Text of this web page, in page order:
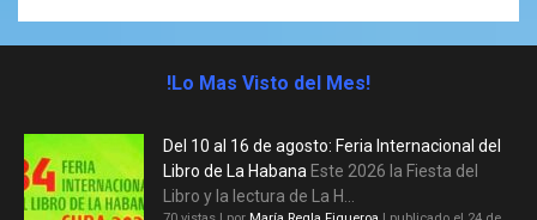
!Lo Mas Visto del Mes!
Del 10 al 16 de agosto: Feria Internacional del
Libro de La Habana Este 2026 la Fiesta del
Libro y la lectura de La H...